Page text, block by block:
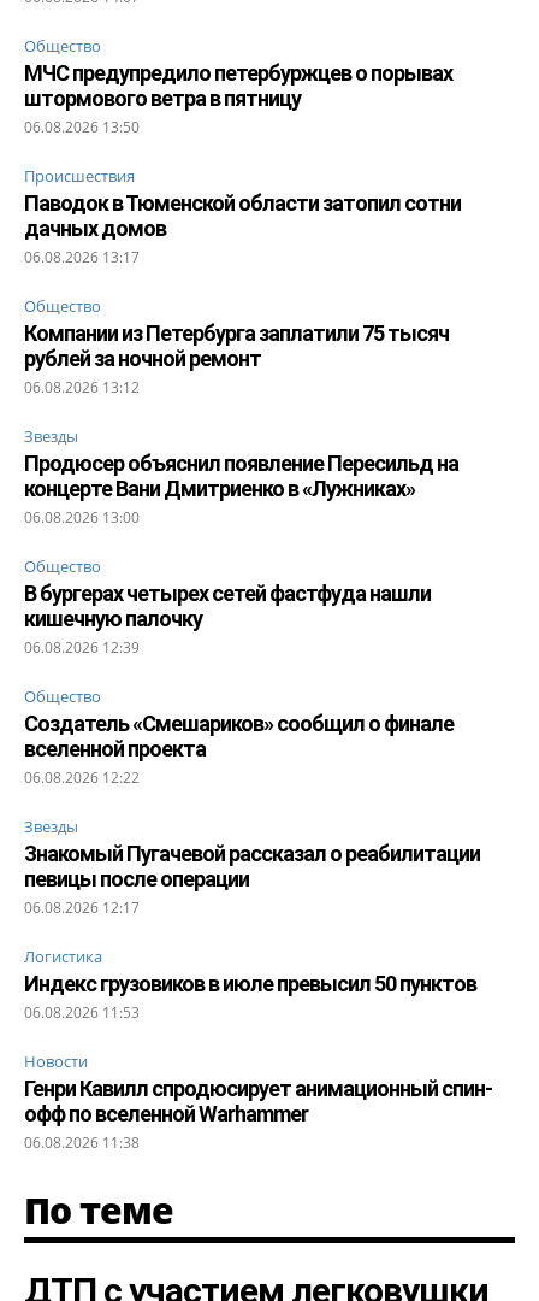
Общество
МЧС предупредило петербуржцев о порывах
штормового ветра в пятницу
06.08.2026 13:50
Происшествия
Паводок в Тюменской области затопил сотни
дачных домов
06.08.2026 13:17
Общество
Компании из Петербурга заплатили 75 тысяч
рублей за ночной ремонт
06.08.2026 13:12
Звезды
Продюсер объяснил появление Пересильд на
концерте Вани Дмитриенко в «Лужниках»
06.08.2026 13:00
Общество
В бургерах четырех сетей фастфуда нашли
кишечную палочку
06.08.2026 12:39
Общество
Создатель «Смешариков» сообщил о финале
вселенной проекта
06.08.2026 12:22
Звезды
Знакомый Пугачевой рассказал о реабилитации
певицы после операции
06.08.2026 12:17
Логистика
Индекс грузовиков в июле превысил 50 пунктов
06.08.2026 11:53
Новости
Генри Кавилл спродюсирует анимационный спин-
офф по вселенной Warhammer
06.08.2026 11:38
По теме
ДТП с участием легковушки